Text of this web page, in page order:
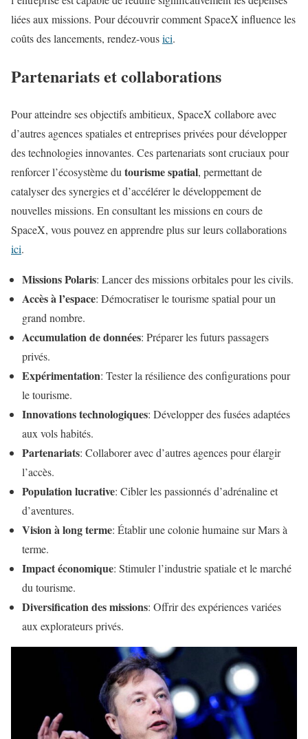
liées aux missions. Pour découvrir comment SpaceX influence les
coûts des lancements, rendez-vousici.
Partenariats et collaborations
Pour atteindre ses objectifs ambitieux, SpaceX collabore avec
d’autres agences spatiales et entreprises privées pour développer
des technologies innovantes. Ces partenariats sont cruciaux pour
renforcer l’écosystème du tourisme spatial, permettant de
catalyser des synergies et d’accélérer le développement de
nouvelles missions. En consultant les missions en cours de
SpaceX, vous pouvez en apprendre plus sur leurs collaborations
ici.
Missions Polaris: Lancer des missions orbitales pour les civils.
Accès à l’espace: Démocratiser le tourisme spatial pour un
grand nombre.
Accumulation de données: Préparer les futurs passagers
privés.
Expérimentation: Tester la résilience des configurations pour
le tourisme.
Innovations technologiques: Développer des fusées adaptées
aux vols habités.
Partenariats: Collaborer avec d’autres agences pour élargir
l’accès.
Population lucrative: Cibler les passionnés d’adrénaline et
d’aventures.
Vision à long terme: Établir une colonie humaine sur Mars à
terme.
Impact économique: Stimuler l’industrie spatiale et le marché
du tourisme.
Diversification des missions: Offrir des expériences variées
aux explorateurs privés.